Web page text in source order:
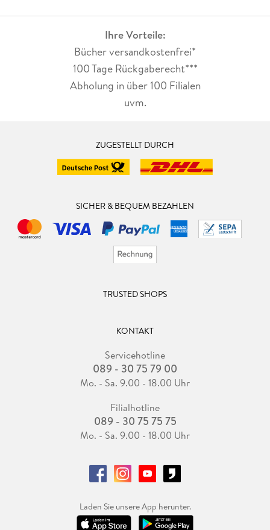
das dauert wahrscheinlich noch viele, viele Bände. Was ist zu
Beispiel mit dem witzigen Typen aus dem Prolog? Wird der
dann in Band 5 erlöst? Ich werde berichten! ¿
Ihre Vorteile:
Bücher versandkostenfrei*
100 Tage Rückgaberecht***
Abholung in über 100 Filialen
uvm.
ZUGESTELLT DURCH
SICHER & BEQUEM BEZAHLEN
TRUSTED SHOPS
KONTAKT
Servicehotline
089 - 30 75 79 00
Mo. - Sa. 9.00 - 18.00 Uhr
Filialhotline
089 - 30 75 75 75
Mo. - Sa. 9.00 - 18.00 Uhr
Laden Sie unsere App herunter.